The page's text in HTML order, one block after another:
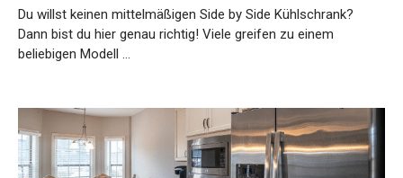
Du willst keinen mittelmäßigen Side by Side Kühlschrank?
Dann bist du hier genau richtig! Viele greifen zu einem
beliebigen Modell …